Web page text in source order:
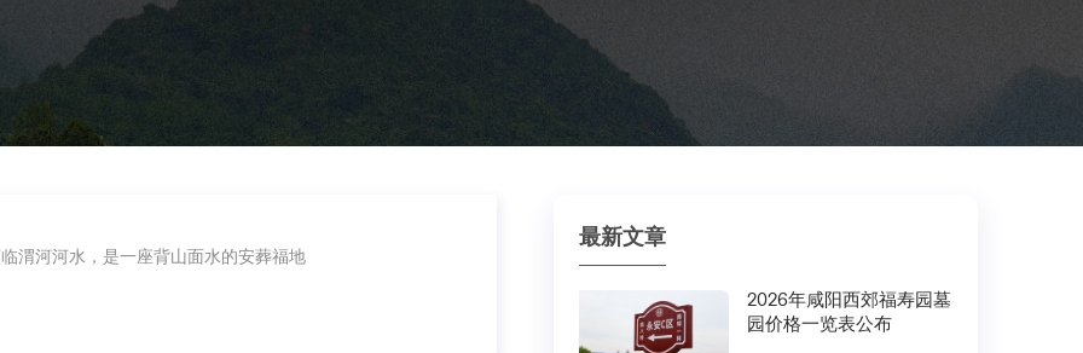
渭河河水，是一座背山面水的安葬福地
最新文章
2026年咸阳西郊福寿园墓
园价格一览表公布